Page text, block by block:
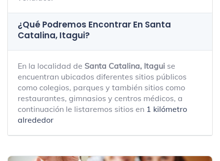
¿Qué Podremos Encontrar En Santa
Catalina, Itagui?
En la localidad de Santa Catalina, Itagui se
encuentran ubicados diferentes sitios públicos
como colegios, parques y también sitios como
restaurantes, gimnasios y centros médicos, a
continuación le listaremos sitios en 1 kilómetro
alrededor